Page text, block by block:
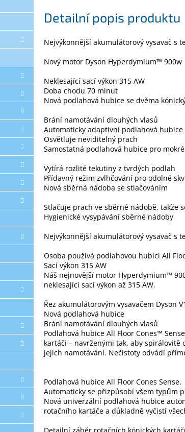
Detailní popis produktu
Nejvýkonnější akumulátorový vysavač s
Nový motor Dyson Hyperdymium™ 900w
Neklesající sací výkon 315 AW
Doba chodu 70 minut
Nová podlahová hubice se dvěma
Brání namotávání dlouhých vlasů
Automaticky adaptivní podlahová
Osvětluje neviditelný prach
Samostatná podlahová hubice pro
Vytírá rozlité tekutiny z tvrdých podlah
Přídavný režim zvlhčování pro odolné
Nová sběrná nádoba se stlačováním
Stlačuje prach ve sběrné nádobě, takže
Hygienické vysypávání sběrné nádoby
Nejvýkonnější akumulátorový vysavač s
Osoba používá podlahovou hubici All
Sací výkon 315 AW
Náš nejnovější motor Hyperdymium™
neklesající sací výkon až 315 AW.
Řez akumulátorovým vysavačem Dyson
Nová podlahová hubice
Brání namotávání dlouhých vlasů
Podlahová hubice All Floor Cones™
kartáči – navrženými tak, aby
jejich namotávání. Nečistoty odvádí
Podlahová hubice All Floor Cones Sense.
Automaticky se přizpůsobí všem typům
Nová univerzální podlahová hubice
rotačního kartáče a důkladně vyčistí